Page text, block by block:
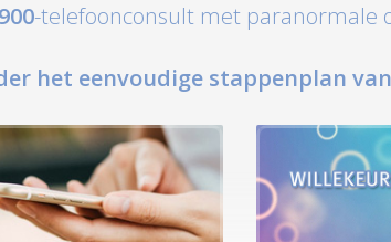
-telefoonconsult met paranormale
het eenvoudige stappenplan